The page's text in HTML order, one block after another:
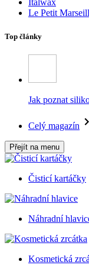
Italwax
Le Petit
Top články
Jak poznat
Celý magazín
Přejít na menu
Čisticí kartáčky
Náhradní
Kosmetická